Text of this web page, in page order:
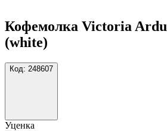
Кофемолка Victoria
(white)
Код: 248607
Уценка